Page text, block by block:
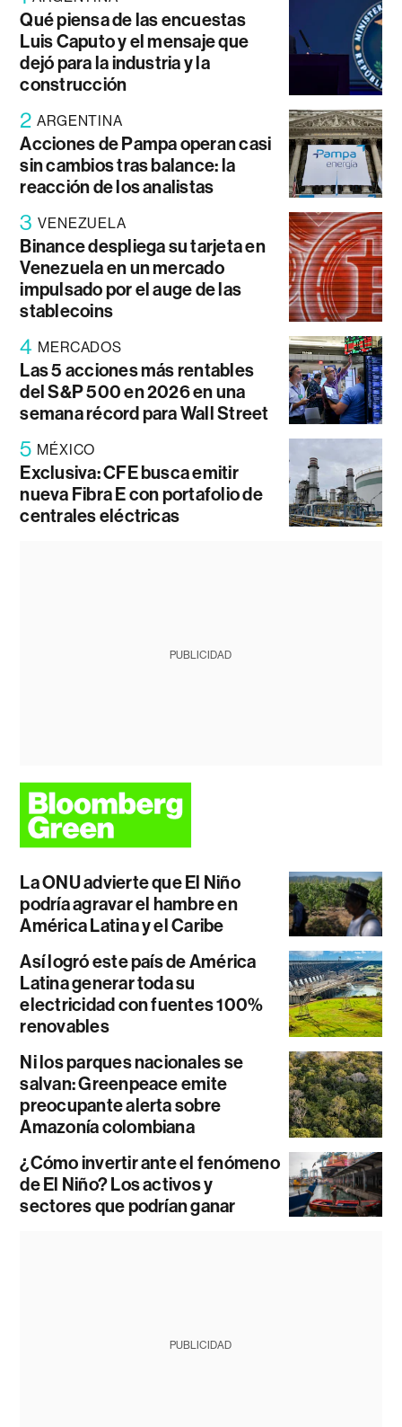
Qué piensa de las encuestas
Luis Caputo y el mensaje que
dejó para la industria y la
construcción
2 ARGENTINA
Acciones de Pampa operan casi
sin cambios tras balance: la
reacción de los analistas
3 VENEZUELA
Binance despliega su tarjeta en
Venezuela en un mercado
impulsado por el auge de las
stablecoins
4 MERCADOS
Las 5 acciones más rentables
del S&P 500 en 2026 en una
semana récord para Wall Street
5 MÉXICO
Exclusiva: CFE busca emitir
nueva Fibra E con portafolio de
centrales eléctricas
PUBLICIDAD
La ONU advierte que El Niño
podría agravar el hambre en
América Latina y el Caribe
Así logró este país de América
Latina generar toda su
electricidad con fuentes 100%
renovables
Ni los parques nacionales se
salvan: Greenpeace emite
preocupante alerta sobre
Amazonía colombiana
¿Cómo invertir ante el fenómeno
de El Niño? Los activos y
sectores que podrían ganar
PUBLICIDAD